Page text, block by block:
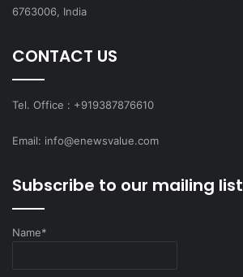
6763006, India
CONTACT US
Tel. Office : +919387876610
Email: info@enewsvalue.com
Subscribe to our mailing list
Name*